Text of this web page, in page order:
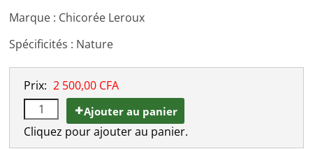
Marque : Chicorée Leroux
Spécificités : Nature
Prix: 2 500,00 CFA
Ajouter au panier
Cliquez pour ajouter au panier.